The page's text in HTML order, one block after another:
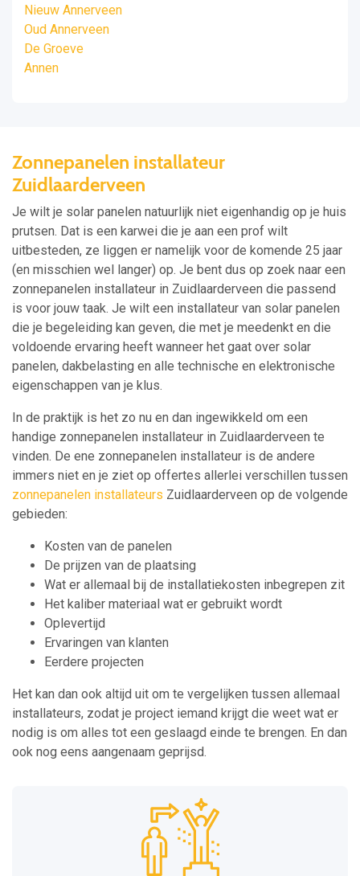
Nieuw Annerveen
Oud Annerveen
De Groeve
Annen
Zonnepanelen installateur
Zuidlaarderveen
Je wilt je solar panelen natuurlijk niet eigenhandig op je huis
prutsen. Dat is een karwei die je aan een prof wilt
uitbesteden, ze liggen er namelijk voor de komende 25 jaar
(en misschien wel langer) op. Je bent dus op zoek naar een
zonnepanelen installateur in Zuidlaarderveen die passend
is voor jouw taak. Je wilt een installateur van solar panelen
die je begeleiding kan geven, die met je meedenkt en die
voldoende ervaring heeft wanneer het gaat over solar
panelen, dakbelasting en alle technische en elektronische
eigenschappen van je klus.
In de praktijk is het zo nu en dan ingewikkeld om een
handige zonnepanelen installateur in Zuidlaarderveen te
vinden. De ene zonnepanelen installateur is de andere
immers niet en je ziet op offertes allerlei verschillen tussen
zonnepanelen installateurs Zuidlaarderveen op de volgende
gebieden:
Kosten van de panelen
De prijzen van de plaatsing
Wat er allemaal bij de installatiekosten inbegrepen zit
Het kaliber materiaal wat er gebruikt wordt
Oplevertijd
Ervaringen van klanten
Eerdere projecten
Het kan dan ook altijd uit om te vergelijken tussen allemaal
installateurs, zodat je project iemand krijgt die weet wat er
nodig is om alles tot een geslaagd einde te brengen. En dan
ook nog eens aangenaam geprijsd.